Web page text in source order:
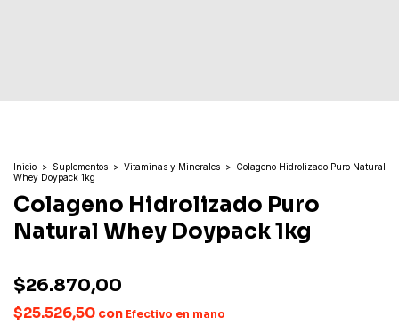
Inicio > Suplementos > Vitaminas y Minerales > Colageno Hidrolizado Puro Natural
Whey Doypack 1kg
Colageno Hidrolizado Puro
Natural Whey Doypack 1kg
$26.870,00
$25.526,50 con Efectivo en mano